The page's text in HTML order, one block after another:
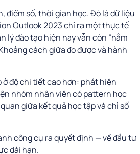
điểm số, thời gian học. Đó là dữ liệu
Outlook 2023 chỉ ra một thực tế
đào tạo hiện nay vẫn còn “nằm
cách giữa đo được và hành
độ chi tiết cao hơn: phát hiện
nhóm nhân viên có pattern học
giữa kết quả học tập và chỉ số
công cụ ra quyết định — về đầu tư
dài hạn.